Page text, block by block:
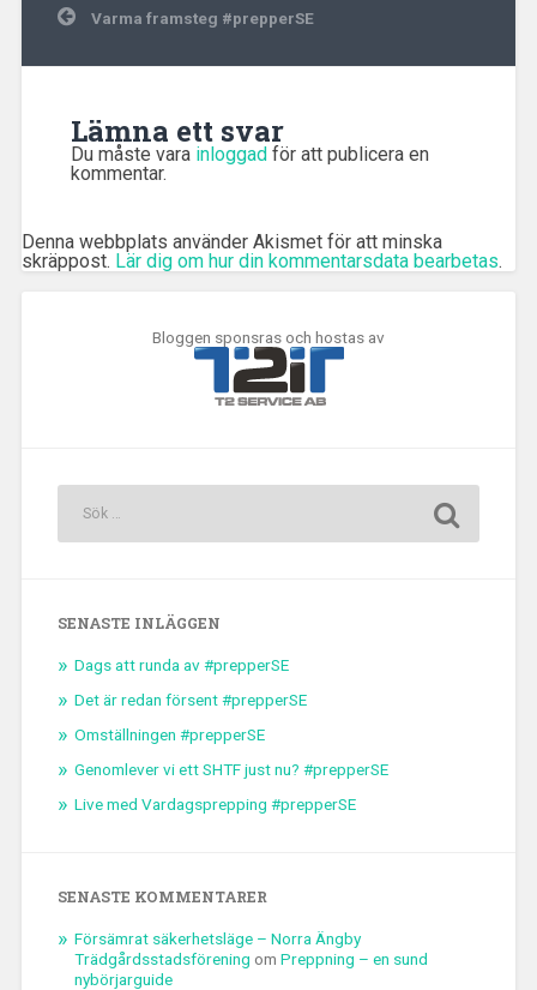
Inläggsnavigering
Varma framsteg #prepperSE
Lämna ett svar
Du måste vara inloggad för att publicera en
kommentar.
Denna webbplats använder Akismet för att minska
skräppost. Lär dig om hur din kommentarsdata bearbetas.
Bloggen sponsras och hostas av
SENASTE INLÄGGEN
Dags att runda av #prepperSE
Det är redan försent #prepperSE
Omställningen #prepperSE
Genomlever vi ett SHTF just nu? #prepperSE
Live med Vardagsprepping #prepperSE
SENASTE KOMMENTARER
Försämrat säkerhetsläge – Norra Ängby
Trädgårdsstadsförening om Preppning – en sund
nybörjarguide